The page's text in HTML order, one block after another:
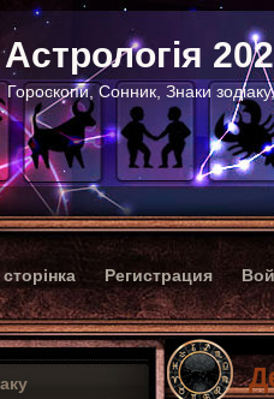
Астрологія
Гороскопи, Сонник, Знаки
Регистрация